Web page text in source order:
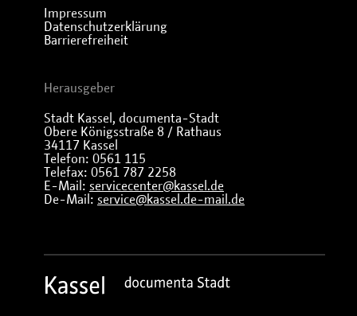
Impressum
Datenschutzerklärung
Barrierefreiheit
Herausgeber
Stadt Kassel, documenta-Stadt
Obere Königsstraße 8 / Rathaus
34117 Kassel
Telefon: 0561 115
Telefax: 0561 787 2258
E-Mail: servicecenter@kassel.de
De-Mail: service@kassel.de-mail.de